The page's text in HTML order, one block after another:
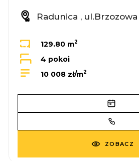
Radunica , ul.Brzozowa
129.80 m2
4 pokoi
10 008 zł/m2
ZOBACZ